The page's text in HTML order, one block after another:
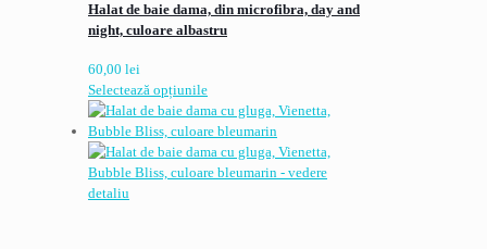
Halat de baie dama, din microfibra, day and
night, culoare albastru
60,00 lei
Selectează opțiunileAcest
produs
are
mai
multe